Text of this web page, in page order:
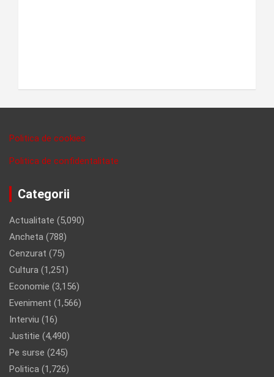
Politica de cookies
Politica de confidentalitate
Categorii
Actualitate (5,090)
Ancheta (788)
Cenzurat (75)
Cultura (1,251)
Economie (3,156)
Eveniment (1,566)
Interviu (16)
Justitie (4,490)
Pe surse (245)
Politica (1,726)